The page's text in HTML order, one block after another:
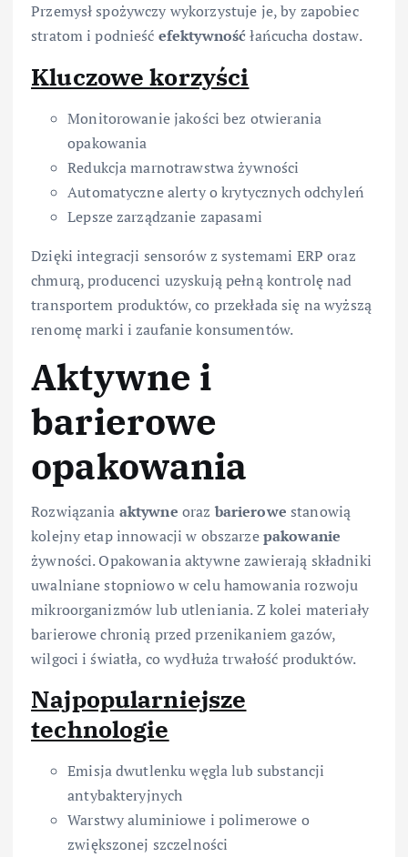
Przemysł spożywczy wykorzystuje je, by zapobiec
stratom i podnieść efektywność łańcucha dostaw.
Kluczowe korzyści
Monitorowanie jakości bez otwierania
opakowania
Redukcja marnotrawstwa żywności
Automatyczne alerty o krytycznych odchyleń
Lepsze zarządzanie zapasami
Dzięki integracji sensorów z systemami ERP oraz
chmurą, producenci uzyskują pełną kontrolę nad
transportem produktów, co przekłada się na wyższą
renomę marki i zaufanie konsumentów.
Aktywne i
barierowe
opakowania
Rozwiązania aktywne oraz barierowe stanowią
kolejny etap innowacji w obszarzepakowanie
żywności. Opakowania aktywne zawierają składniki
uwalniane stopniowo w celu hamowania rozwoju
mikroorganizmów lub utleniania. Z kolei materiały
barierowe chronią przed przenikaniem gazów,
wilgoci i światła, co wydłuża trwałość produktów.
Najpopularniejsze
technologie
Emisja dwutlenku węgla lub substancji
antybakteryjnych
Warstwy aluminiowe i polimerowe o
zwiększonej szczelności